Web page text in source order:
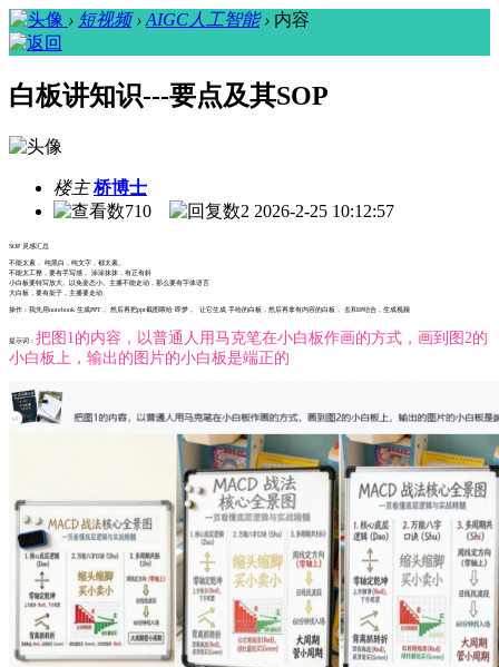
› 短视频 › AIGC人工智能 › 内容
白板讲知识---要点及其SOP
楼主 桥博士
710
2 2026-2-25 10:12:57
SOP 灵感汇总
不能太素， 纯黑白，纯文字，都太素。
不能太工整，要有手写感， 涂涂抹抹，有正有斜
小白板要特写放大。以免姿态小。主播不能走动，那么要有字体语言
大白板，要有架子，主播要走动
操作：我先用notebook 生成PPT， 然后再把ppt截图喂给 即梦， 让它生成 手绘的白板，然后再拿有内容的白板， 去和IP结合，生成视频
提示词： 把图1的内容，以普通人用马克笔在小白板作画的方式，画到图2的
小白板上，输出的图片的小白板是端正的